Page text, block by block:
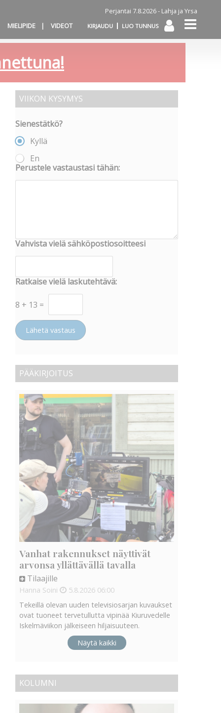
Perjantai 7.8.2026 - Lahja ja Yrsa
MIELIPIDE
VIDEOT KIRJAUDU LUO TUNNUS
VIIKON KYSYMYS
Sienestätkö?
Kyllä
En
Perustele vastaustasi tähän:
Vahvista vielä sähköpostiosoitteesi
Ratkaise vielä laskutehtävä:
8 + 13 =
Lähetä vastaus
PÄÄKIRJOITUS
Vanhat rakennukset näyttivät
arvonsa yllättävällä tavalla
Tilaajille
Hanna Soini 5.8.2026 06:00
Tekeillä olevan uuden televisiosarjan kuvaukset
ovat tuoneet tervetullutta vipinää Kiuruvedelle
Iskelmäviikon jälkeiseen hiljaisuuteen.
Näytä kaikki
KOLUMNI